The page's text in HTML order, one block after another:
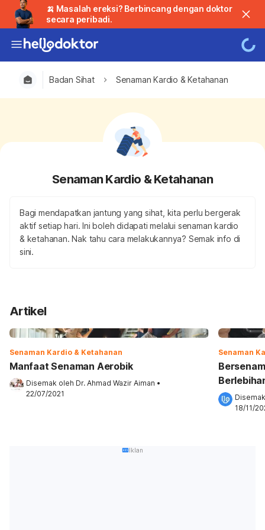
🍌 Masalah ereksi? Berbincang dengan doktor
secara peribadi.
Badan Sihat Senaman Kardio & Ketahanan
Senaman Kardio & Ketahanan
Bagi mendapatkan jantung yang sihat, kita perlu bergerak
aktif setiap hari. Ini boleh didapati melalui senaman kardio
& ketahanan. Nak tahu cara melakukannya? Semak info di
sini.
Artikel
Senaman Kardio & Ketahanan
Manfaat Senaman Aerobik
Disemak oleh Dr. Ahmad Wazir Aiman •
22/07/2021
Senaman
Terlebih
18/11/
Iklan